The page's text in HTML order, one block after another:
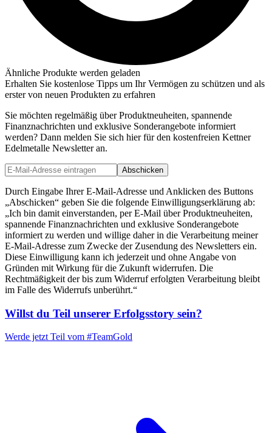
Ähnliche Produkte werden geladen
Erhalten Sie kostenlose Tipps um Ihr Vermögen zu schützen und als
erster von neuen Produkten zu erfahren
Sie möchten regelmäßig über Produktneuheiten, spannende
Finanznachrichten und exklusive Sonderangebote informiert
werden? Dann melden Sie sich hier für den kostenfreien Kettner
Edelmetalle Newsletter an.
Abschicken
Durch Eingabe Ihrer E-Mail-Adresse und Anklicken des Buttons
„Abschicken“ geben Sie die folgende Einwilligungserklärung ab:
„Ich bin damit einverstanden, per E-Mail über Produktneuheiten,
spannende Finanznachrichten und exklusive Sonderangebote
informiert zu werden und willige daher in die Verarbeitung meiner
E-Mail-Adresse zum Zwecke der Zusendung des Newsletters ein.
Diese Einwilligung kann ich jederzeit und ohne Angabe von
Gründen mit Wirkung für die Zukunft widerrufen. Die
Rechtmäßigkeit der bis zum Widerruf erfolgten Verarbeitung bleibt
im Falle des Widerrufs unberührt.“
Willst du Teil unserer Erfolgsstory sein?
Werde jetzt Teil vom #TeamGold